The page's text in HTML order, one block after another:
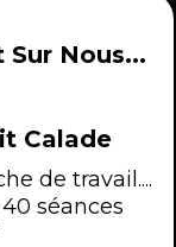
Sur Nous...
Calade
de travail....
séances